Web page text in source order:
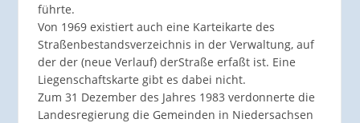
führte.
Von 1969 existiert auch eine Karteikarte des
Straßenbestandsverzeichnis in der Verwaltung, auf
der der (neue Verlauf) derStraße erfaßt ist. Eine
Liegenschaftskarte gibt es dabei nicht.
Zum 31 Dezember des Jahres 1983 verdonnerte die
Landesregierung die Gemeinden in Niedersachsen